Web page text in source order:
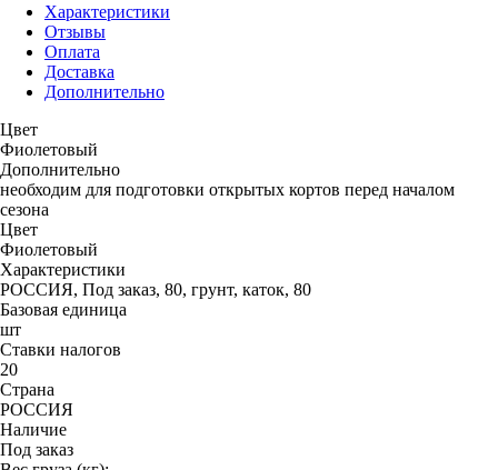
Характеристики
Отзывы
Оплата
Доставка
Дополнительно
Цвет
Фиолетовый
Дополнительно
необходим для подготовки открытых кортов перед началом
сезона
Цвет
Фиолетовый
Характеристики
РОССИЯ, Под заказ, 80, грунт, каток, 80
Базовая единица
шт
Ставки налогов
20
Страна
РОССИЯ
Наличие
Под заказ